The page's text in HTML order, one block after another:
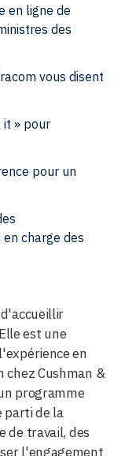
en ligne de
des
vous disent
» pour
pour un
charge des
est une
en
chez Cushman &
programme
parti de la
de travail, des
l'engagement